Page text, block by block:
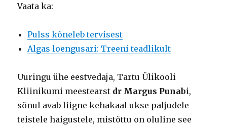
Vaata ka:
Pulss kõneleb tervisest
Algas loengusari: Treeni teadlikult
Uuringu ühe eestvedaja, Tartu Ülikooli
Kliinikumi meestearst dr Margus Punabi,
sõnul avab liigne kehakaal ukse paljudele
teistele haigustele, mistõttu on oluline see